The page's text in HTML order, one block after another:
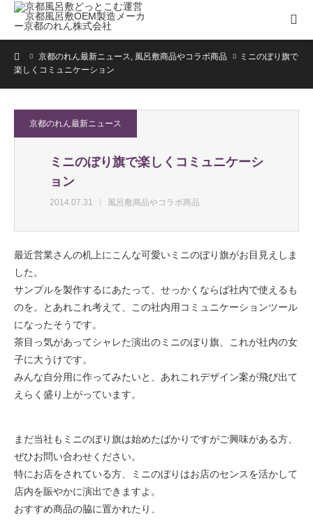
ホーム京都のれん最新ニュース, 風呂敷商品やコラボ商品
ミニのぼり旗で
楽しくコミュニケーション
京都のれん最新ニュース
ミニのぼり旗で楽しくコミュニケーシ
ョン
2014.07.31 風呂敷商品やコラボ商品
最近営業さんの机上にこんな可愛いミニのぼり旗がお目見えしま
した。
サンプルを製作するにあたって、せっかくならば社内で使えるも
のを。とあれこれ考えて、この社内用コミュニケーションツール
になったそうです。
茶目っ気があってシャレた演出のミニのぼり旗、これが社内の女
子に大うけです。
みんな自分用に作ってみたいと、あれこれデザイン案が飛び出て
えらく盛り上がっています。
まだ当社もミニのぼり旗は始めたばかりですがご興味がある方、
ぜひお問い合わせください。
特にお店をされている方、ミニのぼりはお店のセンスを活かして
店内を賑やかに演出できますよ。
おすすめ商品の脇に置かれたり、